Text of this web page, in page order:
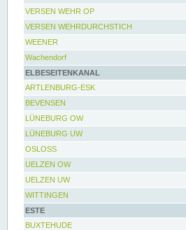
VERSEN WEHR OP
VERSEN WEHRDURCHSTICH
WEENER
Wachendorf
ELBESEITENKANAL
ARTLENBURG-ESK
BEVENSEN
LÜNEBURG OW
LÜNEBURG UW
OSLOSS
UELZEN OW
UELZEN UW
WITTINGEN
ESTE
BUXTEHUDE